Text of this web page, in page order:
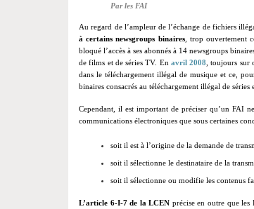
Par les FAI
Au regard de l’ampleur de l’échange de fichiers
à certains newsgroups binaires, trop ouvertement
bloqué l’accès à ses abonnés à 14 newsgroups
de films et de séries TV. En avril 2008 , toujours
dans le téléchargement illégal de musique et ce,
binaires consacrés au téléchargement illégal de séries
Cependant, il est important de préciser qu’un FAI
communications électroniques que sous certaines
soit il est à l’origine de la demande de
soit il sélectionne le destinataire de la
soit il sélectionne ou modifie les contenus
L’article 6-I-7 de la LCEN précise en outre que les